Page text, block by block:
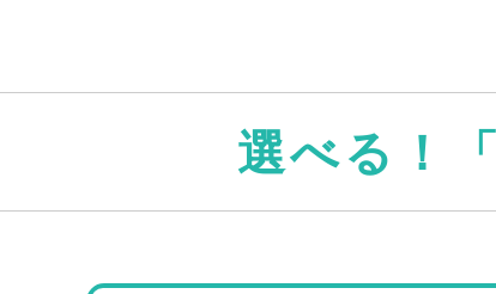
選べる！